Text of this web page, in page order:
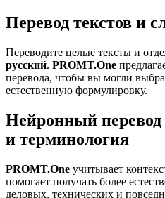
Перевод текстов и
Переводите целые тексты и
русский. PROMT.One
перевода, чтобы вы могли
естественную формулировку.
Нейронный
и терминология
PROMT.One учитывает
помогает получать более
деловых, технических и